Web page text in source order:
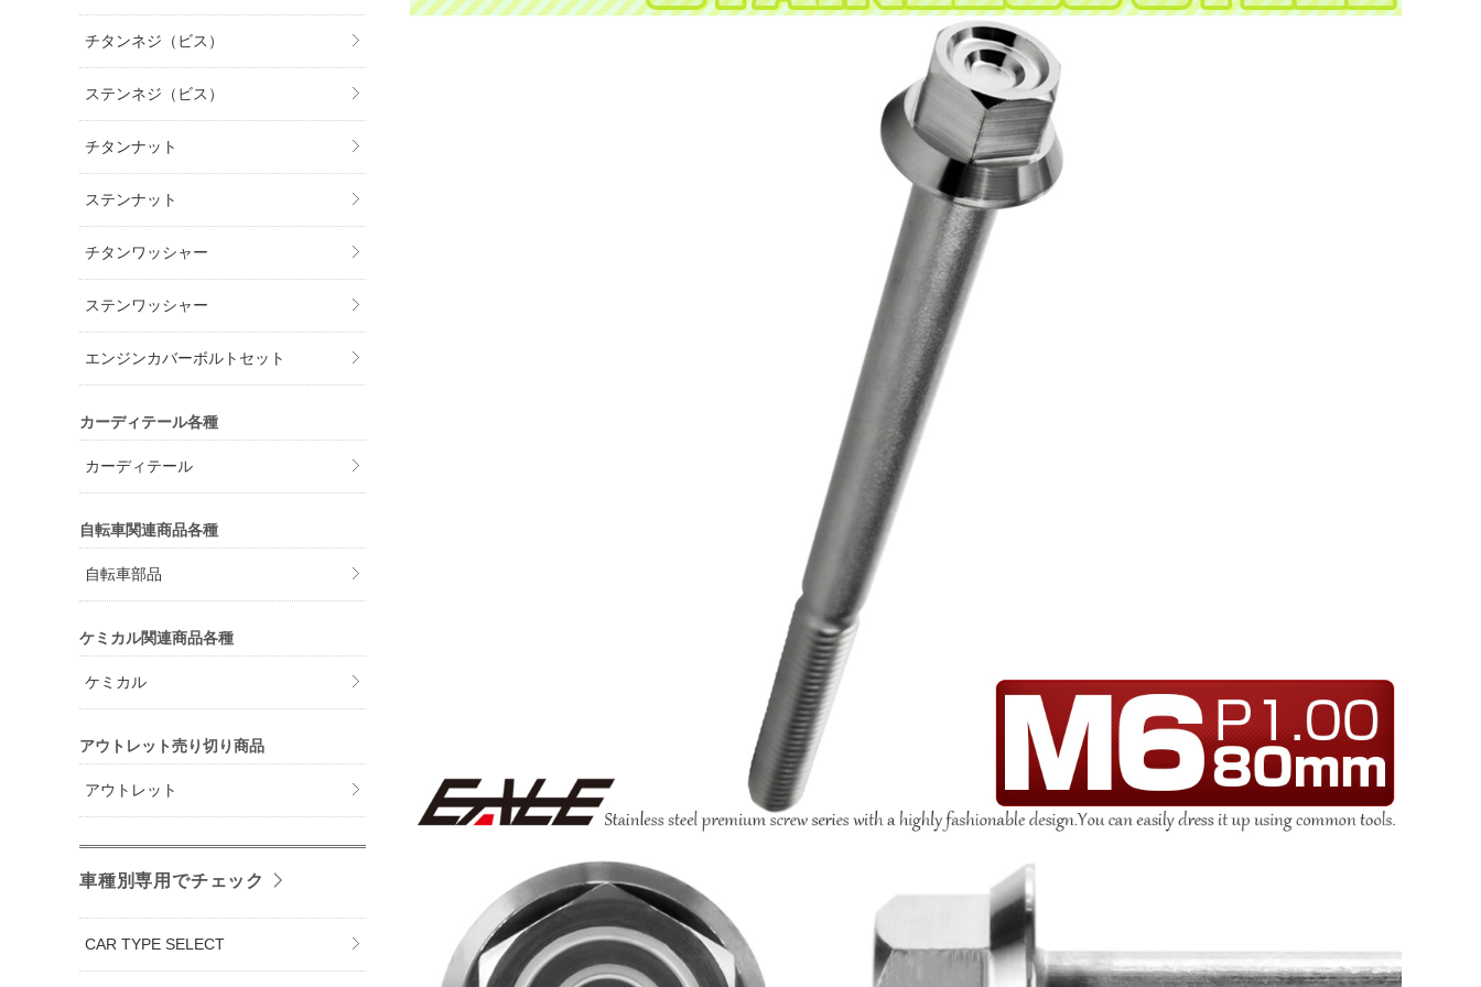
チタンネジ（ビス）
ステンネジ（ビス）
チタンナット
ステンナット
チタンワッシャー
ステンワッシャー
エンジンカバーボルトセット
カーディテール各種
カーディテール
自転車関連商品各種
自転車部品
ケミカル関連商品各種
ケミカル
アウトレット売り切り商品
アウトレット
車種別専用でチェック
CAR TYPE SELECT